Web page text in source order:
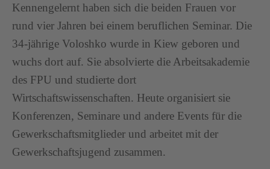
Kennengelernt haben sich die beiden Frauen vor
rund vier Jahren bei einem beruflichen Seminar. Die
34-jährige Voloshko wurde in Kiew geboren und
wuchs dort auf. Sie absolvierte die Arbeitsakademie
des FPU und studierte dort
Wirtschaftswissenschaften. Heute organisiert sie
Konferenzen, Seminare und andere Events für die
Gewerkschaftsmitglieder und arbeitet mit der
Gewerkschaftsjugend zusammen.